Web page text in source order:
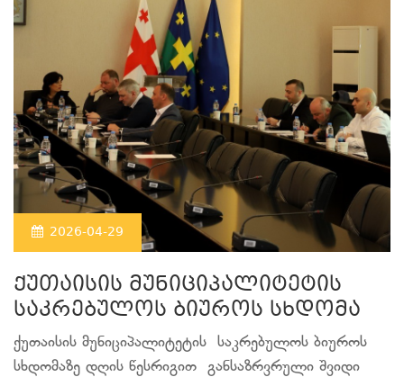
2026-04-29
ქუთაისის მუნიციპალიტეტის
საკრებულოს ბიუროს სხდომა
ქუთაისის მუნიციპალიტეტის საკრებულოს ბიუროს
სხდომაზე დღის წესრიგით განსაზრვრული შვიდი